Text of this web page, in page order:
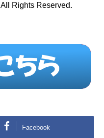
All Rights Reserved.
Facebook